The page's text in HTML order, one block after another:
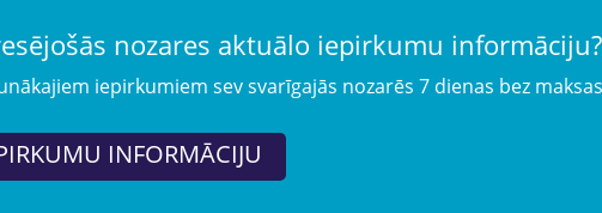
nozares aktuālo iepirkumu informāciju?
iepirkumiem sev svarīgajās nozarēs 7 dienas bez
INFORMĀCIJU